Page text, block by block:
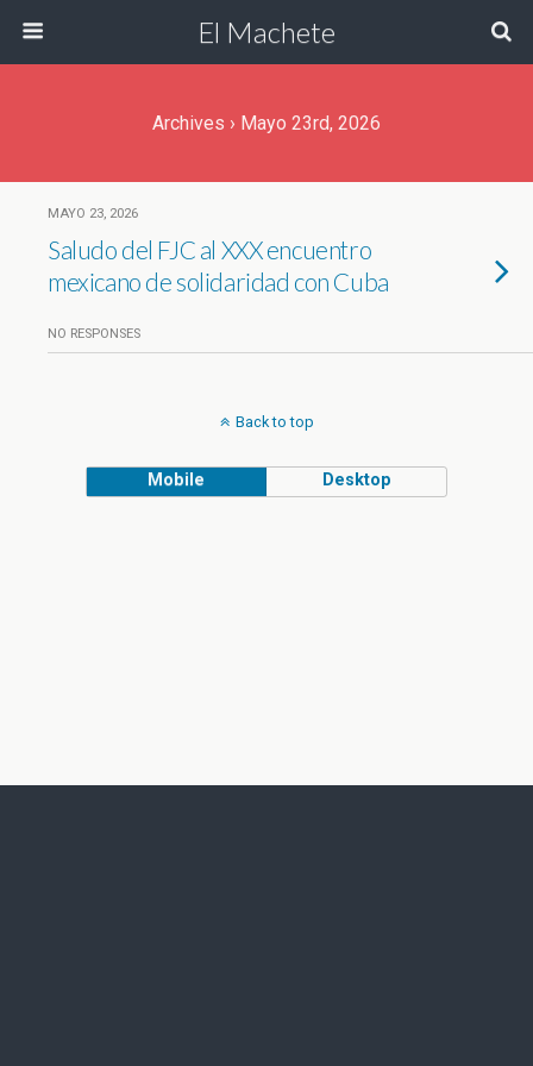
El Machete
Archives › Mayo 23rd, 2026
MAYO 23, 2026
Saludo del FJC al XXX encuentro
mexicano de solidaridad con Cuba
NO RESPONSES
Back to top
Mobile Desktop